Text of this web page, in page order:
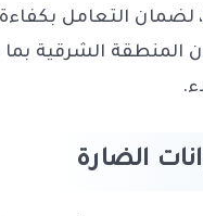
لضمان التعامل
المنطقة الشرقية
الضارة